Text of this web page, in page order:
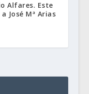
Alfares. Este
José Mª Arias